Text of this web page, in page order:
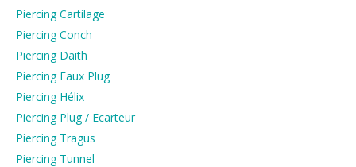
Piercing Cartilage
Piercing Conch
Piercing Daith
Piercing Faux Plug
Piercing Hélix
Piercing Plug / Ecarteur
Piercing Tragus
Piercing Tunnel